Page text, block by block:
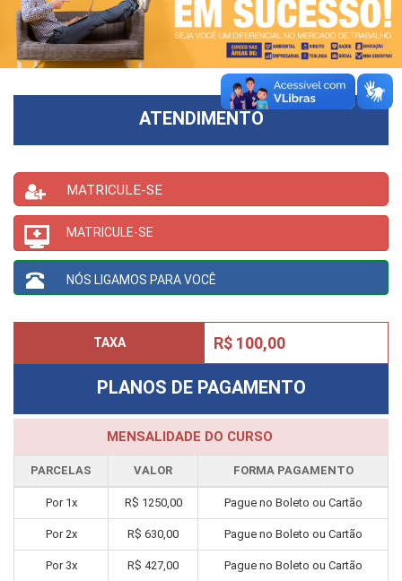
ATENDIMENTO
MATRICULE-SE
MATRICULE-SE
NÓS LIGAMOS PARA VOCÊ
TAXA R$ 100,00
PLANOS DE PAGAMENTO
MENSALIDADE DO CURSO
PARCELAS VALOR FORMA PAGAMENTO
Por 1x R$ 1250,00 Pague no Boleto ou Cartão
Por2x R$ 630,00 Pague no Boleto ou Cartão
Por 3x R$ 427,00 Pague no Boleto ou Cartão